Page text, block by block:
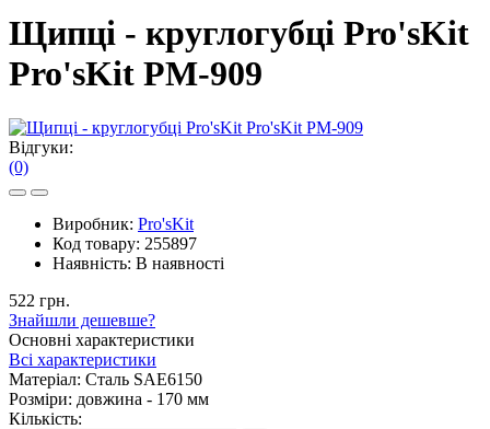
Щипці - круглогубці Pro'sKit
Pro'sKit PM-909
Відгуки:
(0)
Виробник: Pro'sKit
Код товару: 255897
Наявність: В наявності
522 грн.
Знайшли дешевше?
Основні характеристики
Всі характеристики
Матеріал: Сталь SAE6150
Розміри: довжина - 170 мм
Кількість: